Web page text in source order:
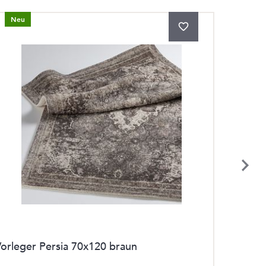
Neu
Persia 70x120 braun